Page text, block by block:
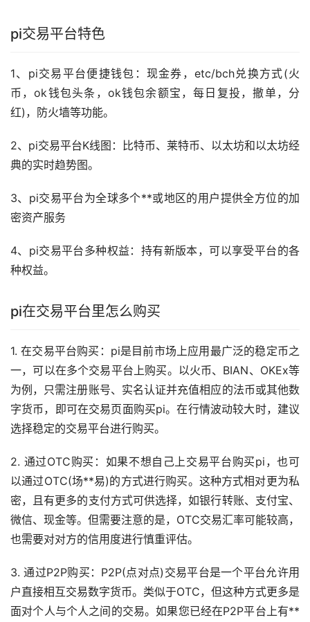
pi交易平台特色
1、pi交易平台便捷钱包 ：现金券，etc/bch兑换方式(火
币 ，ok钱包头条，ok钱包余额宝，每日复投，撤单，分
红)，防火墙等功能。
2、pi交易平台K线图：比特币、莱特币、以太坊和以太坊经
典的实时趋势图。
3、pi交易平台为全球多个**或地区的用户提供全方位的加
密资产服务
4、pi交易平台多种权益：持有新版本，可以享受平台的各
种权益。
pi在交易平台里怎么购买
1. 在交易平台购买：pi是目前市场 上应用最广泛的稳定币之
一，可以在多个交易平台上购买。以火币、BIAN、OKEx等
为例，只需注册账号、实名认证并充值相应的法币或其他数
字货币，即可在交易页面购买pi。在行情波动较大时，建议
选择稳定的交易平台进行购买。
2. 通过OTC购买：如果不想自己上交易平台购买pi，也可
以通过OTC(场**易)的方式进行购买。这种方式相对更为私
密，且有更多的支付方式可供选择，如银行转账、 支付宝、
微信、现金等。但需要注意的是，OTC交易汇率可能较高，
也需要对对方的信用度进行慎重评估。
3. 通过P2P购买：P2P(点对点)交易平台是一个平台允许用
户直接相互交易数字货币。类似于OTC，但这种方式更多是
面对个人与个人之间的交易。如果您已经在P2P平台上有**